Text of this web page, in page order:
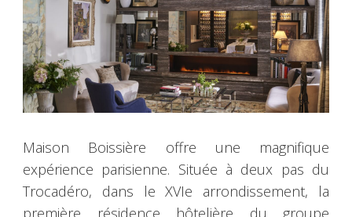
Maison Boissière offre une magnifique
expérience parisienne. Située à deux pas du
Trocadéro, dans le XVIe arrondissement, la